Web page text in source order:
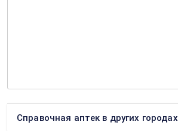
Справочная аптек в других городах